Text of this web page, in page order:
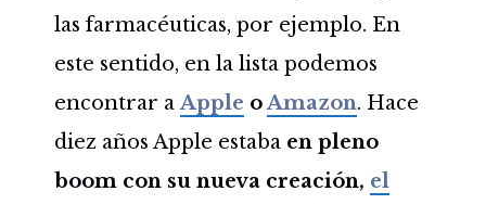
las farmacéuticas, por ejemplo. En
este sentido, en la lista podemos
encontrar aApple oAmazon. Hace
diez años Apple estaba en pleno
boom con su nueva creación, el